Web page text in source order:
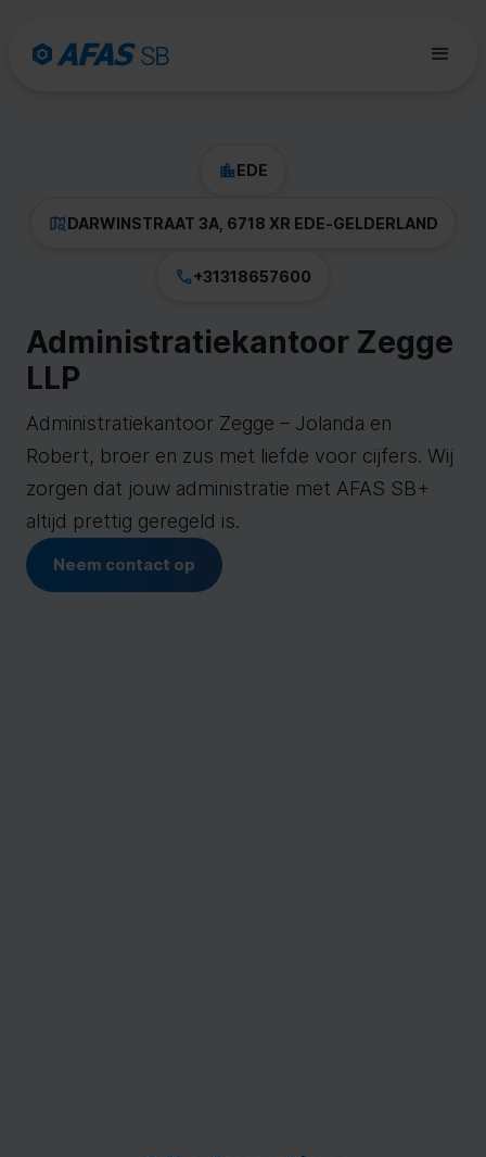
EDE
DARWINSTRAAT 3A, 6718 XR EDE-GELDERLAND
+31318657600
Administratiekantoor Zegge
LLP
Administratiekantoor Zegge – Jolanda en
Robert, broer en zus met liefde voor cijfers. Wij
zorgen dat jouw administratie met AFAS SB+
altijd prettig geregeld is.
Neem contact op